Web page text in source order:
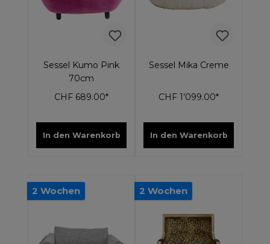
Sessel Kumo Pink
70cm
CHF 689.00*
In den Warenkorb
Sessel Mika Creme
CHF 1’099.00*
In den Warenkorb
2 Wochen 2 Wochen